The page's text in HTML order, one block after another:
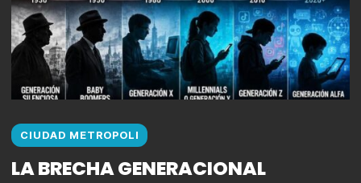
CIUDAD METROPOLI
LA BRECHA GENERACIONAL